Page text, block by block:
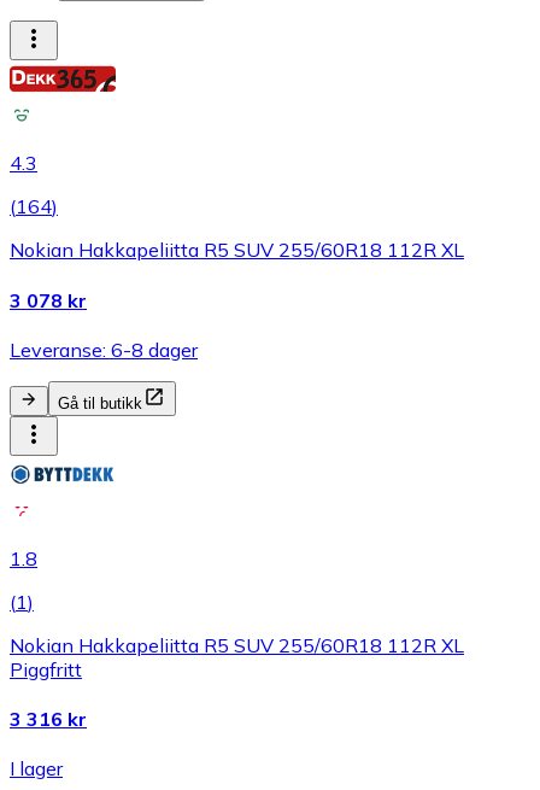
4.3
(164)
Nokian Hakkapeliitta R5 SUV 255/60R18 112R XL
3 078 kr
Leveranse: 6-8 dager
Gå til butikk
1.8
(1)
Nokian Hakkapeliitta R5 SUV 255/60R18 112R XL
Piggfritt
3 316 kr
I lager